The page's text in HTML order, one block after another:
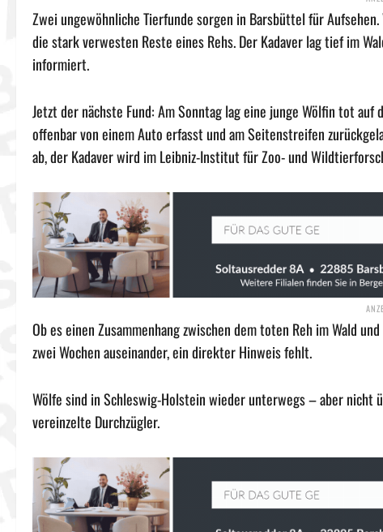
Zwei ungewöhnliche Tierfunde sorgen in Barsbüttel für
die stark verwesten Reste eines Rehs. Der Kadaver lag tief im
informiert.
Jetzt der nächste Fund: Am Sonntag lag eine junge Wölfin tot
offenbar von einem Auto erfasst und am Seitenstreifen
ab, der Kadaver wird im Leibniz-Institut für Zoo- und
Ob es einen Zusammenhang zwischen dem toten Reh im Wald
zwei Wochen auseinander, ein direkter Hinweis fehlt.
Wölfe sind in Schleswig-Holstein wieder unterwegs – aber
vereinzelte Durchzügler.